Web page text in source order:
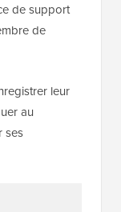
de support
de
leur
au
ses